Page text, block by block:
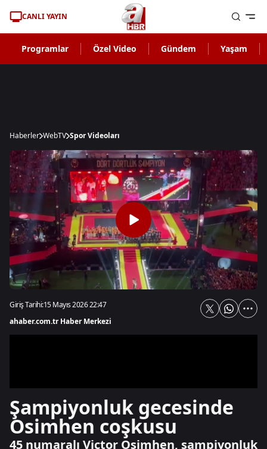
CANLI YAYIN
Programlar Özel Video Gündem Yaşam
Haberler WebTV Spor Videoları
Giriş Tarihi:15 Mayıs 2026 22:47
ahaber.com.tr Haber Merkezi
Şampiyonluk gecesinde
Osimhen coşkusu
45 numaralı Victor Osimhen, şampiyonluk